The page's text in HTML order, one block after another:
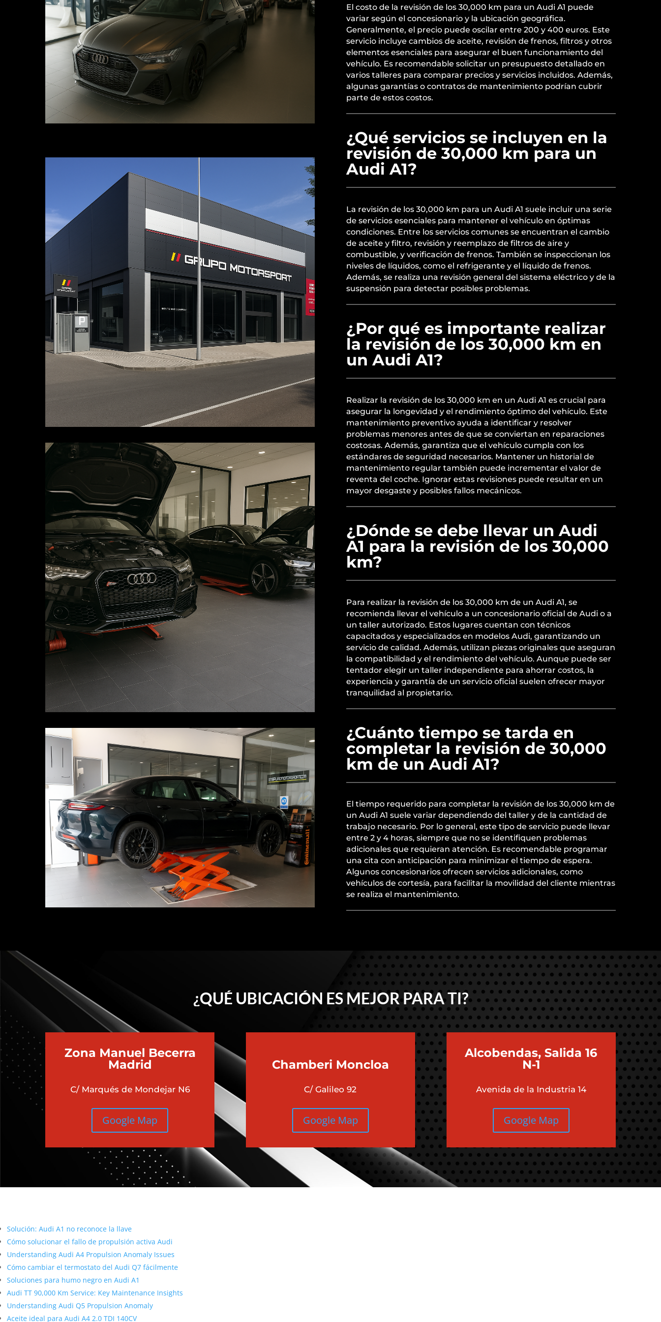
El costo de la revisión de los 30,000 km para un Audi A1 puede
variar según el concesionario y la ubicación geográfica.
Generalmente, el precio puede oscilar entre 200 y 400 euros. Este
servicio incluye cambios de aceite, revisión de frenos, filtros y otros
elementos esenciales para asegurar el buen funcionamiento del
vehículo. Es recomendable solicitar un presupuesto detallado en
varios talleres para comparar precios y servicios incluidos. Además,
algunas garantías o contratos de mantenimiento podrían cubrir
parte de estos costos.
¿Qué servicios se incluyen en la
revisión de 30,000 km para un
Audi A1?
La revisión de los 30,000 km para un Audi A1 suele incluir una serie
de servicios esenciales para mantener el vehículo en óptimas
condiciones. Entre los servicios comunes se encuentran el cambio
de aceite y filtro, revisión y reemplazo de filtros de aire y
combustible, y verificación de frenos. También se inspeccionan los
niveles de líquidos, como el refrigerante y el líquido de frenos.
Además, se realiza una revisión general del sistema eléctrico y de la
suspensión para detectar posibles problemas.
¿Por qué es importante realizar
la revisión de los 30,000 km en
un Audi A1?
Realizar la revisión de los 30,000 km en un Audi A1 es crucial para
asegurar la longevidad y el rendimiento óptimo del vehículo. Este
mantenimiento preventivo ayuda a identificar y resolver
problemas menores antes de que se conviertan en reparaciones
costosas. Además, garantiza que el vehículo cumpla con los
estándares de seguridad necesarios. Mantener un historial de
mantenimiento regular también puede incrementar el valor de
reventa del coche. Ignorar estas revisiones puede resultar en un
mayor desgaste y posibles fallos mecánicos.
¿Dónde se debe llevar un Audi
A1 para la revisión de los 30,000
km?
Para realizar la revisión de los 30,000 km de un Audi A1, se
recomienda llevar el vehículo a un concesionario oficial de Audi o a
un taller autorizado. Estos lugares cuentan con técnicos
capacitados y especializados en modelos Audi, garantizando un
servicio de calidad. Además, utilizan piezas originales que aseguran
la compatibilidad y el rendimiento del vehículo. Aunque puede ser
tentador elegir un taller independiente para ahorrar costos, la
experiencia y garantía de un servicio oficial suelen ofrecer mayor
tranquilidad al propietario.
¿Cuánto tiempo se tarda en
completar la revisión de 30,000
km de un Audi A1?
El tiempo requerido para completar la revisión de los 30,000 km de
un Audi A1 suele variar dependiendo del taller y de la cantidad de
trabajo necesario. Por lo general, este tipo de servicio puede llevar
entre 2 y 4 horas, siempre que no se identifiquen problemas
adicionales que requieran atención. Es recomendable programar
una cita con anticipación para minimizar el tiempo de espera.
Algunos concesionarios ofrecen servicios adicionales, como
vehículos de cortesía, para facilitar la movilidad del cliente mientras
se realiza el mantenimiento.
¿QUÉ UBICACIÓN ES MEJOR PARA TI?
Zona Manuel Becerra
Madrid
C/ Marqués de Mondejar N6
Google Map
Chamberi Moncloa
C/ Galileo 92
Google Map
Alcobendas, Salida 16
N-1
Avenida de la Industria 14
Google Map
Solución: Audi A1 no reconoce la llave
Cómo solucionar el fallo de propulsión activa Audi
Understanding Audi A4 Propulsion Anomaly Issues
Cómo cambiar el termostato del Audi Q7 fácilmente
Soluciones para humo negro en Audi A1
Audi TT 90,000 Km Service: Key Maintenance Insights
Understanding Audi Q5 Propulsion Anomaly
Aceite ideal para Audi A4 2.0 TDI 140CV